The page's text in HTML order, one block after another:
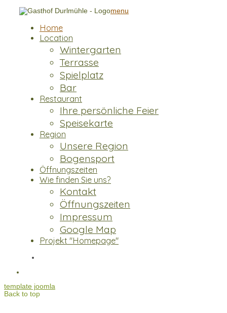
menu
Home
Location
Wintergarten
Terrasse
Spielplatz
Bar
Restaurant
Ihre persönliche Feier
Speisekarte
Region
Unsere Region
Bogensport
Öffnungszeiten
Wie finden Sie uns?
Kontakt
Öffnungszeiten
Impressum
Google Map
Projekt "Homepage"
template joomla
Back to top